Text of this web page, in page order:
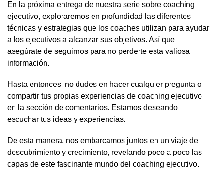
En la próxima entrega de nuestra serie sobre coaching
ejecutivo, exploraremos en profundidad las diferentes
técnicas y estrategias que los coaches utilizan para ayudar
a los ejecutivos a alcanzar sus objetivos. Así que
asegúrate de seguirnos para no perderte esta valiosa
información.
Hasta entonces, no dudes en hacer cualquier pregunta o
compartir tus propias experiencias de coaching ejecutivo
en la sección de comentarios. Estamos deseando
escuchar tus ideas y experiencias.
De esta manera, nos embarcamos juntos en un viaje de
descubrimiento y crecimiento, revelando poco a poco las
capas de este fascinante mundo del coaching ejecutivo.